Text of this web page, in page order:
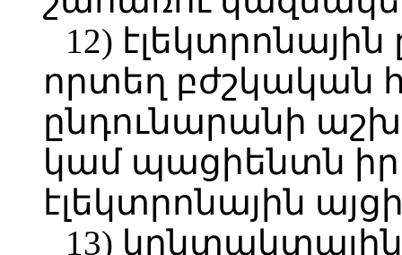
12)
որտեղ բժշկական
ընդունարանի
կամ պացիենտն իր
էլեկտրոնային
13)